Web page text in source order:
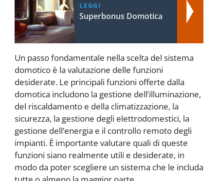
LEGGI
Superbonus Domotica
Un passo fondamentale nella scelta del sistema
domotico è la valutazione delle funzioni
desiderate. Le principali funzioni offerte dalla
domotica includono la gestione dell’illuminazione,
del riscaldamento e della climatizzazione, la
sicurezza, la gestione degli elettrodomestici, la
gestione dell’energia e il controllo remoto degli
impianti. È importante valutare quali di queste
funzioni siano realmente utili e desiderate, in
modo da poter scegliere un sistema che le includa